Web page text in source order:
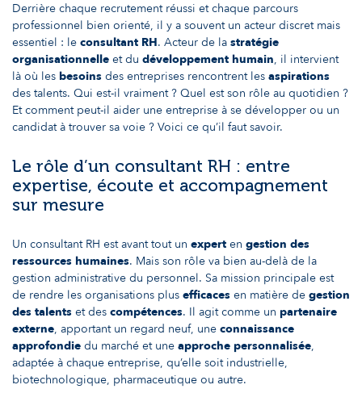
Derrière chaque recrutement réussi et chaque parcours
professionnel bien orienté, il y a souvent un acteur discret mais
essentiel : le consultant RH. Acteur de la stratégie
organisationnelle et du développement humain, il intervient
là où les besoins des entreprises rencontrent les aspirations
des talents. Qui est-il vraiment ? Quel est son rôle au quotidien ?
Et comment peut-il aider une entreprise à se développer ou un
candidat à trouver sa voie ? Voici ce qu’il faut savoir.
Le rôle d’un consultant RH : entre
expertise, écoute et accompagnement
sur mesure
Un consultant RH est avant tout un expert en gestion des
ressources humaines. Mais son rôle va bien au-delà de la
gestion administrative du personnel. Sa mission principale est
de rendre les organisations plus efficaces en matière de gestion
des talents et des compétences. Il agit comme un partenaire
externe, apportant un regard neuf, une connaissance
approfondie du marché et une approche personnalisée,
adaptée à chaque entreprise, qu’elle soit industrielle,
biotechnologique, pharmaceutique ou autre.